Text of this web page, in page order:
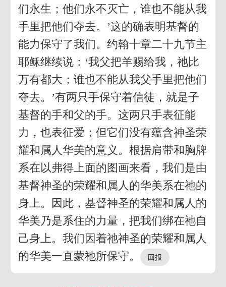
们永生；他们永不灭亡，谁也不能从我
手里把他们夺去。’这的确表明基督的
能力保守了我们。约翰十章二十九节主
耶稣继续说：‘我父把羊赐给我，祂比
万有都大；谁也不能从我父手里把他们
夺去。’有两只手保守着信徒，就是子
基督的手和父的手。这两只手表征能
力，也表征爱；但它们没有蕴含神圣荣
耀和属人华美的意义。根据肩带和胸牌
系在以弗得上面的图画来看，我们是由
基督神圣的荣耀和属人的华美系在祂的
身上。因此，基督神圣的荣耀和属人的
华美乃是系住的力量，把我们绑在祂自
己身上。我们因着祂神圣的荣耀和属人
的华美一直蒙祂所保守。